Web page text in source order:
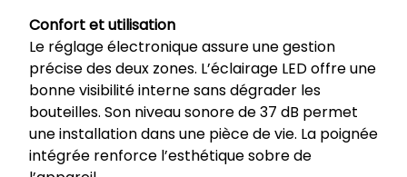
Confort et utilisation
Le réglage électronique assure une gestion
précise des deux zones. L’éclairage LED offre une
bonne visibilité interne sans dégrader les
bouteilles. Son niveau sonore de 37 dB permet
une installation dans une pièce de vie. La poignée
intégrée renforce l’esthétique sobre de